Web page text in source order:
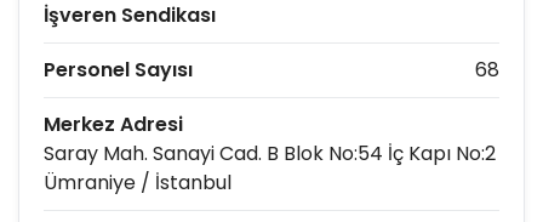
İşveren Sendikası
Personel Sayısı
68
Merkez Adresi
Saray Mah. Sanayi Cad. B Blok No:54 İç Kapı No:2
Ümraniye / İstanbul